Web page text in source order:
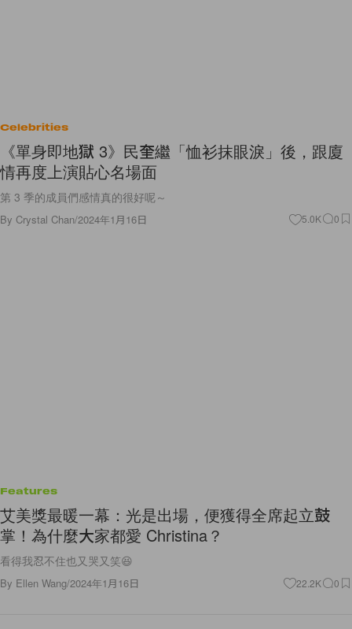
Celebrities
《單身即地獄 3》民奎繼「恤衫抹眼淚」後，跟廈
情再度上演貼心名場面
第 3 季的成員們感情真的很好呢～
By Crystal Chan/2024年1月16日 5.0K 0
Features
艾美獎最暖一幕：光是出場，便獲得全席起立鼓
掌！為什麼大家都愛 Christina？
看得我忍不住也又哭又笑😆
By Ellen Wang/2024年1月16日 22.2K 0